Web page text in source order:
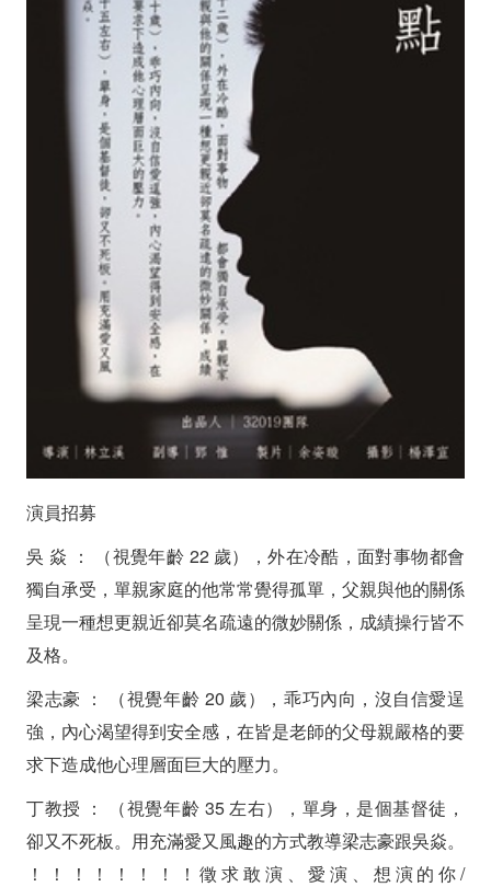
演
員
徵
選
(2015/09/23
截
止)
演員招募
吳 焱 ： （視覺年齡 22 歲），外在冷酷，面對事物都會
獨自承受，單親家庭的他常常覺得孤單，父親與他的關係
呈現一種想更親近卻莫名疏遠的微妙關係，成績操行皆不
及格。
梁志豪 ： （視覺年齡 20 歲），乖巧內向，沒自信愛逞
強，內心渴望得到安全感，在皆是老師的父母親嚴格的要
求下造成他心理層面巨大的壓力。
丁教授 ： （視覺年齡 35 左右），單身，是個基督徒，
卻又不死板。用充滿愛又風趣的方式教導梁志豪跟吳焱。
！！！！！！！！徵求敢演、愛演、想演的你/